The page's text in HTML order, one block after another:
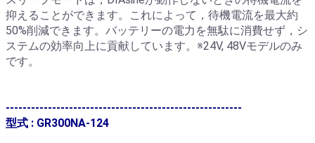
抑えることができます。これによって，待機電流を最大約
50%削減できます。バッテリーの電力を無駄に消費せず，シ
ステムの効率向上に貢献しています。※24V, 48Vモデルのみ
です。
--------------------------------------------------------
型式 : GR300NA-124